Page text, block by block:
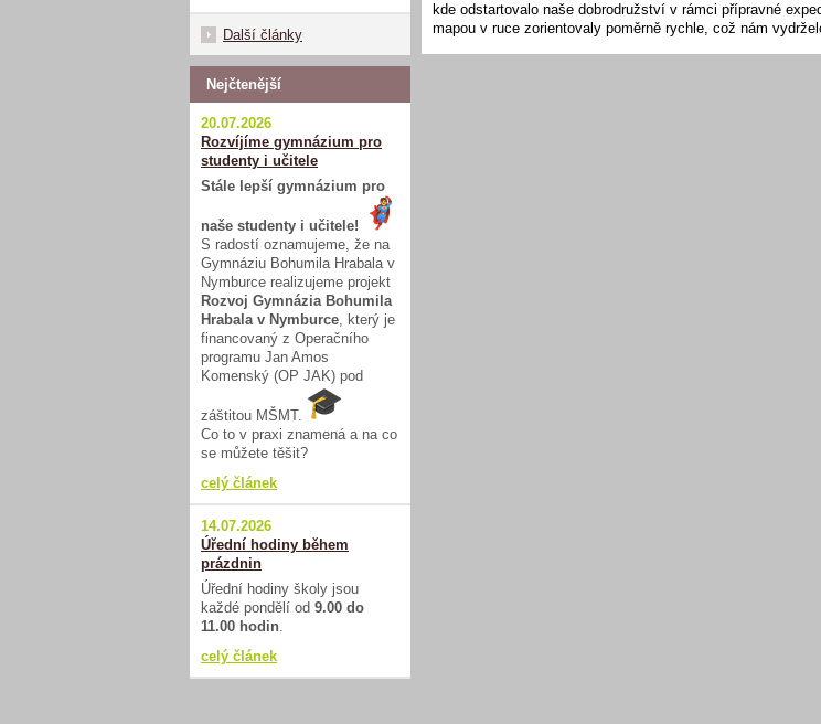
kde odstartovalo naše dobrodružství v rámci přípravné
mapou v ruce zorientovaly poměrně rychle, což nám
Další články
Nejčtenější
20.07.2026
Rozvíjíme gymnázium pro
studenty i učitele
Stále lepší gymnázium pro
naše studenty i učitele!
S radostí oznamujeme, že na
Gymnáziu Bohumila Hrabala v
Nymburce realizujeme projekt
Rozvoj Gymnázia Bohumila
Hrabala v Nymburce, který je
financovaný z Operačního
programu Jan Amos
Komenský (OP JAK) pod
záštitou MŠMT.
Co to v praxi znamená a na co
se můžete těšit?
celý článek
14.07.2026
Úřední hodiny během
prázdnin
Úřední hodiny školy jsou
každé pondělí od 9.00 do
11.00 hodin.
celý článek